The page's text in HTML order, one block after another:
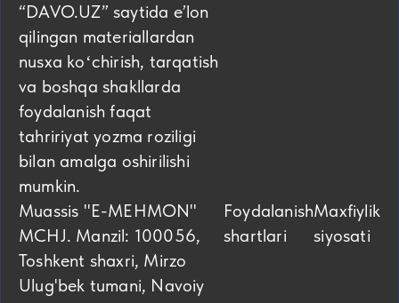
“DAVO.UZ” saytida eʼlon
qilingan materiallardan
nusxa koʻchirish, tarqatish
va boshqa shakllarda
foydalanish faqat
tahririyat yozma roziligi
bilan amalga oshirilishi
mumkin.
Muassis "E-MEHMON"
MCHJ. Manzil: 100056,
Toshkent shaxri, Mirzo
Ulug'bek tumani, Navoiy
Foydalanish
shartlari
Maxfiylik
siyosati